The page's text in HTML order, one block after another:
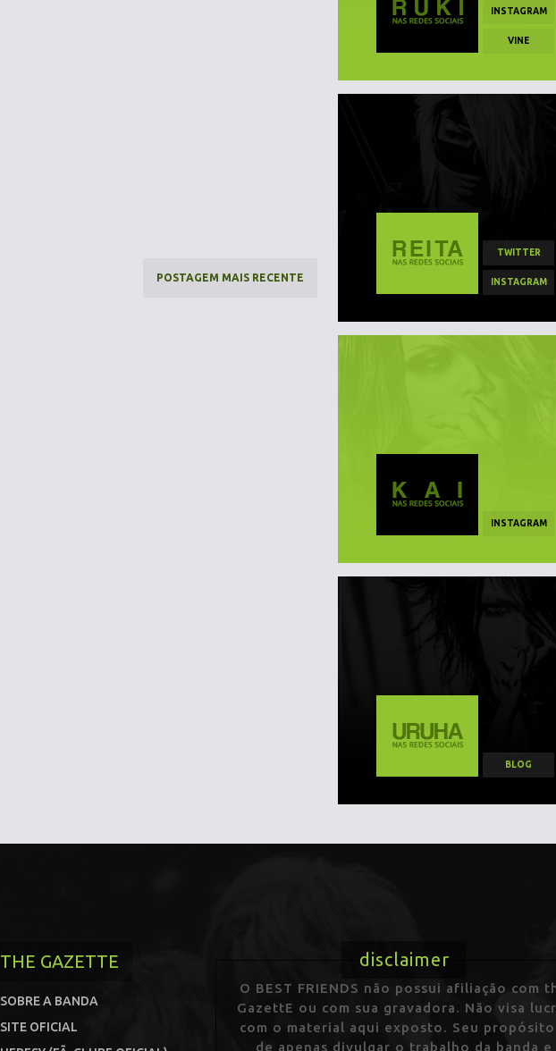
POSTAGEM MAIS RECENTE
INSTAGRAM
VINE
TWITTER
INSTAGRAM
INSTAGRAM
BLOG
THE GAZETTE
SOBRE A BANDA
SITE OFICIAL
disclaimer
O BEST FRIENDS não possui afiliação com
GazettE ou com sua gravadora. Não visa
com o material aqui exposto. Seu propósito
de apenas divulgar o trabalho da banda e